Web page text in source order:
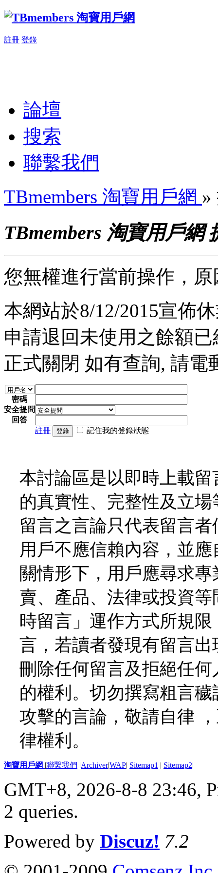
註冊 登錄
論壇
搜索
聯繫我們
TBmembers 淘寶用戶網 »
TBmembers 淘寶用戶網
您無權進行當前操作，
本網站於8/12/2015宣佈
申請退回未使用之餘額
正式關閉 如有查詢, 請電
密碼
安全提問
回答
註冊
登錄 記住我的登錄狀態
本討論區是以即時上載
的真實性、完整性及立
留言之言論只代表留言
用戶不應信賴內容，並
關情形下，用戶應尋求
賣、產品、法律或投資
時留言」運作方式所規
言，若讀者發現有留言
刪除任何留言及拒絕任
的權利。切勿撰寫粗言
攻擊的言論，敬請自律
律權利。
淘寶用戶網 |聯繫我們 |Archiver|WAP| Sitemap1 | Sitemap2|
GMT+8, 2026-8-8 23:46,
2 queries.
Powered by Discuz! 7.2